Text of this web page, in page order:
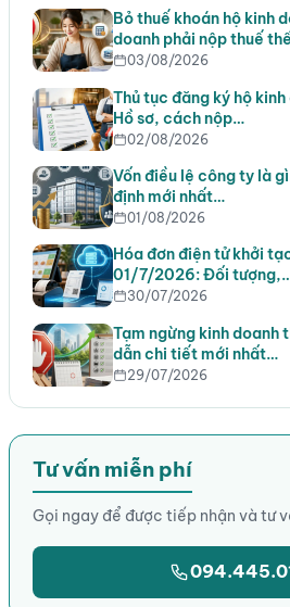
Bỏ thuế khoán hộ kinh
doanh phải nộp thuế
03/08/2026
Thủ tục đăng ký hộ
Hồ sơ, cách nộp…
02/08/2026
Vốn điều lệ công ty là
định mới nhất…
01/08/2026
Hóa đơn điện tử khởi
01/7/2026: Đối
30/07/2026
Tạm ngừng kinh doanh
dẫn chi tiết mới nhất…
29/07/2026
Tư vấn miễn phí
Gọi ngay để được tiếp nhận và tư